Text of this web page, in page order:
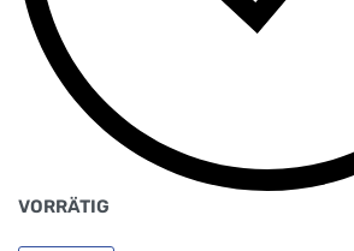
VORRÄTIG